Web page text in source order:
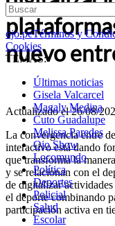
ojo.peTérminos y
Cookies
TEMAS:
Últimas noticias
Gisela Valcarcel
Magaly Medina
Cuto Guadalupe
Melissa Paredes
Ojo Show
Locomundo
Política
Deportes
Policial
Salud
Escolar
nuevo
Actualizado el 26/08/
La convergencia entre
interactivo está dando
que transforma la
y se relacionan con el
de digitalizar
el deporte combinando
participación activa en